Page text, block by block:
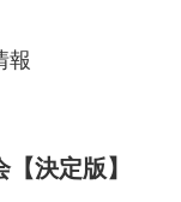
報
決定版】